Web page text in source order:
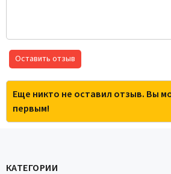
Оставить отзыв
Еще никто не оставил отзыв. Вы
первым!
КАТЕГОРИИ